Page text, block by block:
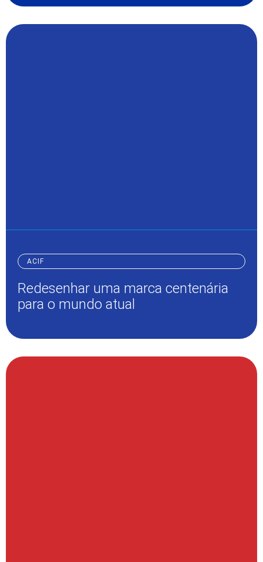
ACIF
Redesenhar uma marca centenária
para o mundo atual